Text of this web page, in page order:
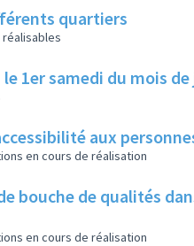
quartiers
1er samedi du mois
aux
en cours de réalisation
bouche de qualités
en cours de réalisation